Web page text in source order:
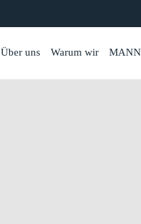
Über uns Warum wir